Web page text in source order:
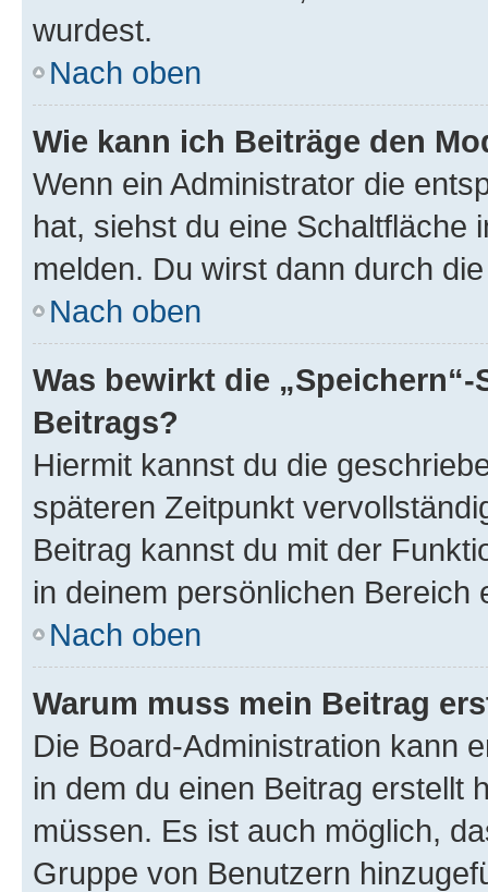
wurdest.
Nach oben
Wie kann ich Beiträge den
Wenn ein Administrator die
hat, siehst du eine Schaltfläche
melden. Du wirst dann durch
Nach oben
Was bewirkt die
Beitrags?
Hiermit kannst du die
späteren Zeitpunkt
Beitrag kannst du mit der
in deinem persönlichen Bereich
Nach oben
Warum muss mein Beitrag
Die Board-Administration kann
in dem du einen Beitrag erstellt
müssen. Es ist auch möglich,
Gruppe von Benutzern